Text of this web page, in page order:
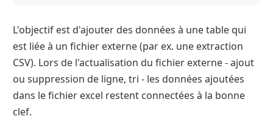
L'objectif est d'ajouter des données à une table qui
est liée à un fichier externe (par ex. une extraction
CSV). Lors de l'actualisation du fichier externe - ajout
ou suppression de ligne, tri - les données ajoutées
dans le fichier excel restent connectées à la bonne
clef.